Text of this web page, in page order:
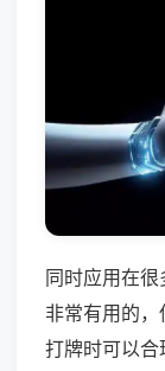
同时应用在
非常有用的
打牌时可以